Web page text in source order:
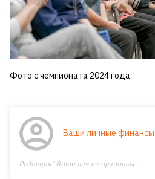
Фото с чемпионата 2024 года
Ваши личные финансы
Редакция "Ваши личные финансы"